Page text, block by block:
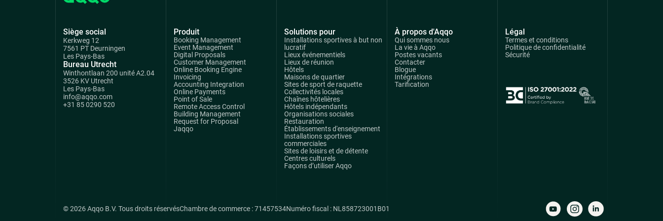
Siège social
Kerkweg 12
7561 PT Deurningen
Les Pays-Bas
Bureau Utrecht
Winthontlaan 200 unité A2.04
3526 KV Utrecht
Les Pays-Bas
info@aqqo.com
+31 85 0290 520
Produit
Booking Management
Event Management
Digital Proposals
Customer Management
Online Booking Engine
Invoicing
Accounting Integration
Online Payments
Point of Sale
Remote Access Control
Building Management
Request for Proposal
Jaqqo
Solutions pour
Installations sportives à but non
lucratif
Lieux événementiels
Lieux de réunion
Hôtels
Maisons de quartier
Sites de sport de raquette
Collectivités locales
Chaînes hôtelières
Hôtels indépendants
Organisations sociales
Restauration
Établissements d'enseignement
Installations sportives
commerciales
Sites de loisirs et de détente
Centres culturels
Façons d’utiliser Aqqo
À propos d'Aqqo
Qui sommes nous
La vie à Aqqo
Postes vacants
Contacter
Blogue
Intégrations
Tarification
Légal
Termes et conditions
Politique de confidentialité
Sécurité
© 2026 Aqqo B.V. Tous droits réservésChambre de commerce : 71457534Numéro fiscal : NL858723001B01